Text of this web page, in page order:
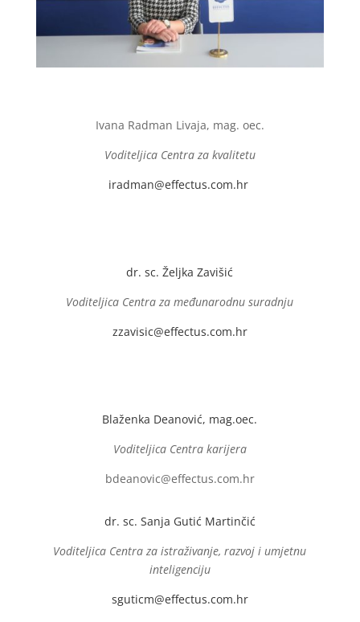
Ivana Radman Livaja, mag. oec.
Voditeljica Centra za kvalitetu
iradman@effectus.com.hr
dr. sc. Željka Zavišić
Voditeljica Centra za međunarodnu suradnju
zzavisic@effectus.com.hr
Blaženka Deanović, mag.oec.
Voditeljica Centra karijera
bdeanovic@effectus.com.hr
dr. sc. Sanja Gutić Martinčić
Voditeljica Centra za istraživanje, razvoj i umjetnu
inteligenciju
sguticm@effectus.com.hr